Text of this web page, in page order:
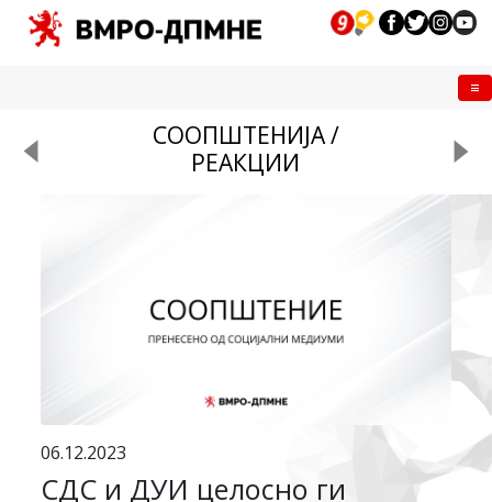
СООПШТЕНИЈА /
РЕАКЦИИ
06.12.2023
СДС и ДУИ целосно ги